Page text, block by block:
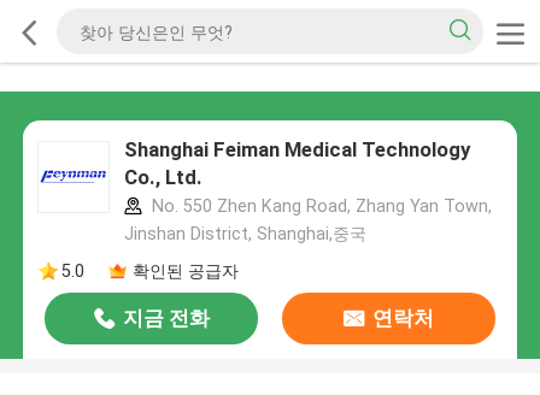
Shanghai Feiman Medical Technology
Co., Ltd.
No. 550 Zhen Kang Road, Zhang Yan Town,
Jinshan District, Shanghai,중국
5.0
확인된 공급자
지금 전화 연락처